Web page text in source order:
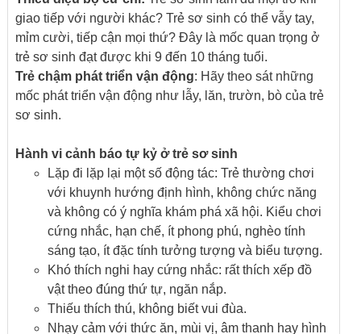
giao tiếp với người khác? Trẻ sơ sinh có thể vẫy tay,
mỉm cười, tiếp cận mọi thứ? Đây là mốc quan trọng ở
trẻ sơ sinh đạt được khi 9 đến 10 tháng tuổi.
Trẻ chậm phát triển vận động: Hãy theo sát những
mốc phát triển vận động như lẫy, lăn, trườn, bò của trẻ
sơ sinh.
Hành vi cảnh báo tự kỷ ở trẻ sơ sinh
Lặp đi lặp lại một số động tác: Trẻ thường chơi
với khuynh hướng định hình, không chức năng
và không có ý nghĩa khám phá xã hội. Kiểu chơi
cứng nhắc, hạn chế, ít phong phú, nghèo tính
sáng tạo, ít đặc tính tưởng tượng và biểu tượng.
Khó thích nghi hay cứng nhắc: rất thích xếp đồ
vật theo đúng thứ tự, ngăn nắp.
Thiếu thích thú, không biết vui đùa.
Nhạy cảm với thức ăn, mùi vị, âm thanh hay hình